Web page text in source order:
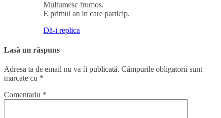
Multumesc frumos.
E primul an in care particip.
Dă-i replica
Lasă un răspuns
Adresa ta de email nu va fi publicată. Câmpurile obligatorii sunt
marcate cu *
Comentariu *